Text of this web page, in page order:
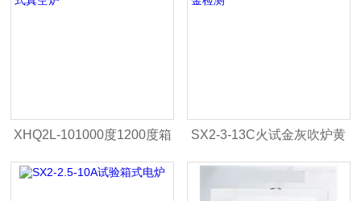
XHQ2L-101000度1200度箱
式真空炉
SX2-3-13C火试金灰吹炉黄
金检测